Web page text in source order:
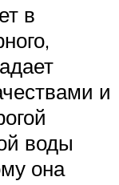
в
и
воды
она